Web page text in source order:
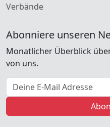
Verbände
Abonniere unseren
Monatlicher Überblick
von uns.
E-Mail Adresse